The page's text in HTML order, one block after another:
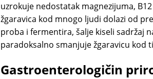
uzrokuje nedostatak magnezijuma,
žgaravica kod mnogo ljudi dolazi od
proba i fermentira, šalje kiseli sadržaj
paradoksalno smanjuje žgaravicu kod
Gastroenterologičin